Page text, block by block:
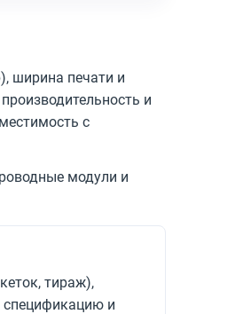
ширина печати и
и
с
модули и
тираж),
спецификацию и